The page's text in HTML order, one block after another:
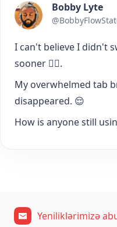
Bobby Lyte
I can't believe I didn't
sooner 🤦‍♂️.
My overwhelmed tab
disappeared. 😌
How is anyone still
Yeniliklərimizə